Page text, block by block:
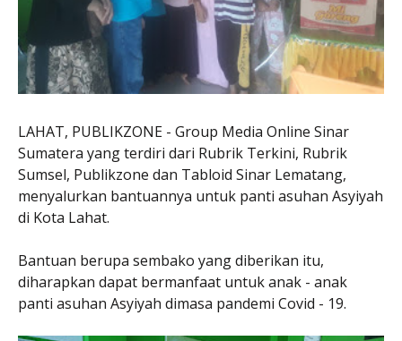
LAHAT, PUBLIKZONE - Group Media Online Sinar
Sumatera yang terdiri dari Rubrik Terkini, Rubrik
Sumsel, Publikzone dan Tabloid Sinar Lematang,
menyalurkan bantuannya untuk panti asuhan Asyiyah
di Kota Lahat.
Bantuan berupa sembako yang diberikan itu,
diharapkan dapat bermanfaat untuk anak - anak
panti asuhan Asyiyah dimasa pandemi Covid - 19.